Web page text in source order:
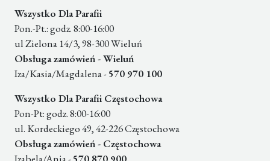
Wszystko Dla Parafii
Pon.-Pt.: godz. 8:00-16:00
ul Zielona 14/3, 98-300 Wieluń
Obsługa zamówień - Wieluń
Iza/Kasia/Magdalena - 570 970 100
Wszystko Dla Parafii Częstochowa
Pon-Pt: godz. 8:00-16:00
ul. Kordeckiego 49, 42-226 Częstochowa
Obsługa zamówień - Częstochowa